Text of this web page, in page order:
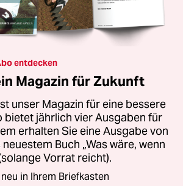
entdecken
Magazin für Zukunft
unser Magazin für eine bessere
bietet jährlich vier Ausgaben für
erhalten Sie eine Ausgabe von
Buch „Was wäre, wenn
Vorrat reicht).
in Ihrem Briefkasten